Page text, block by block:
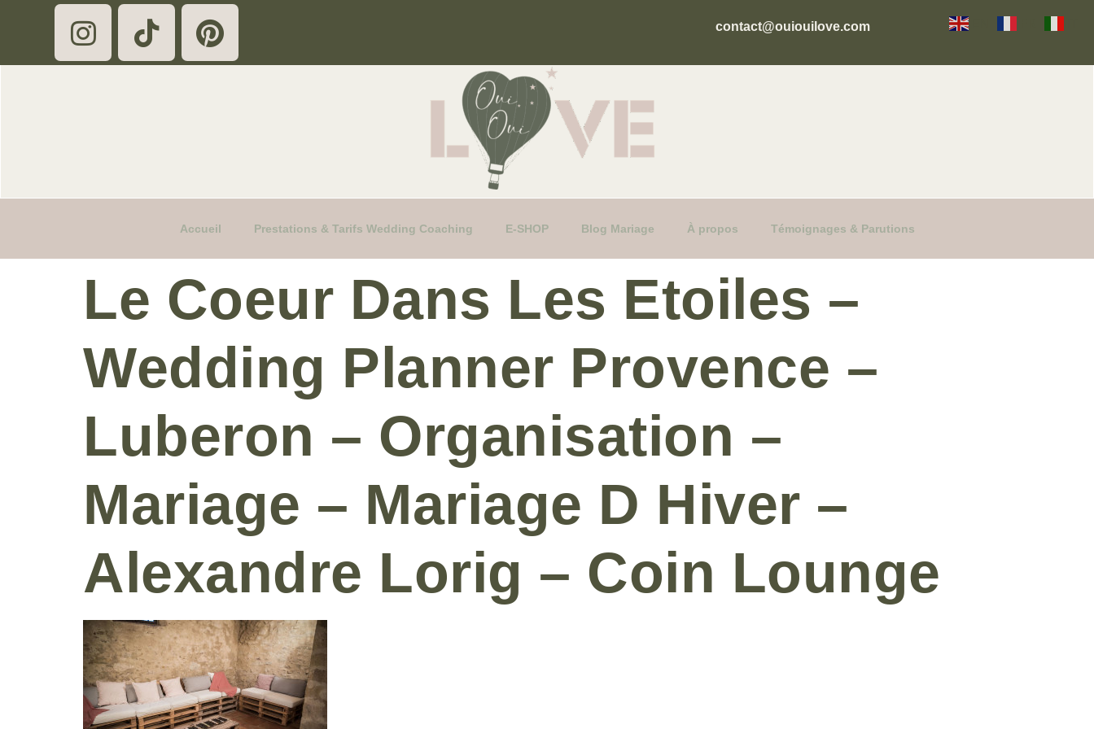
contact@ouiouilove.com
Accueil Prestations & Tarifs Wedding Coaching E-SHOP Blog Mariage À propos Témoignages & Parutions
Le Coeur Dans Les Etoiles –
Wedding Planner Provence –
Luberon – Organisation –
Mariage – Mariage D Hiver –
Alexandre Lorig – Coin Lounge